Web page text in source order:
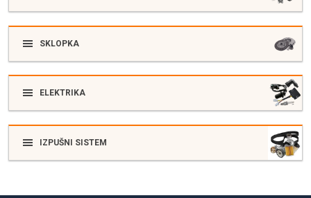
SKLOPKA
ELEKTRIKA
IZPUŠNI SISTEM